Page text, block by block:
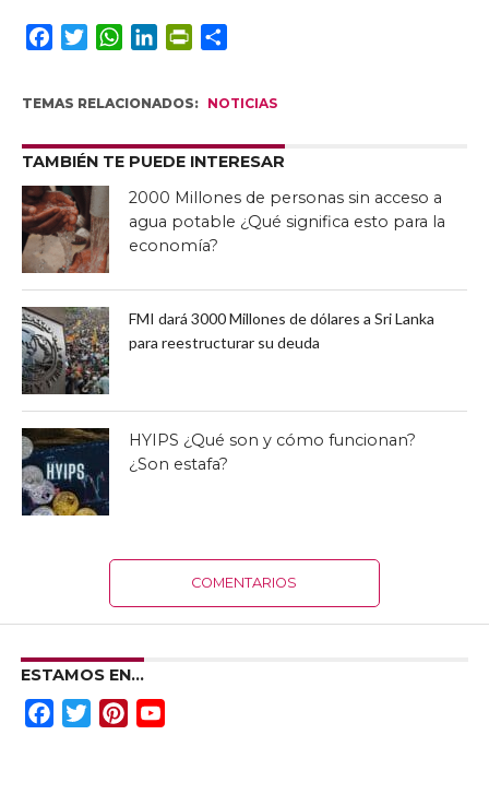
FacebookTwitterWhatsApp
LinkedInPrintFriendly
TEMAS RELACIONADOS: NOTICIAS
TAMBIÉN TE PUEDE INTERESAR
2000 Millones de personas sin acceso a
agua potable ¿Qué significa esto para la
economía?
FMI dará 3000 Millones de dólares a Sri Lanka
para reestructurar su deuda
HYIPS ¿Qué son y cómo funcionan?
¿Son estafa?
COMENTARIOS
ESTAMOS EN…
FacebookTwitterPinterest